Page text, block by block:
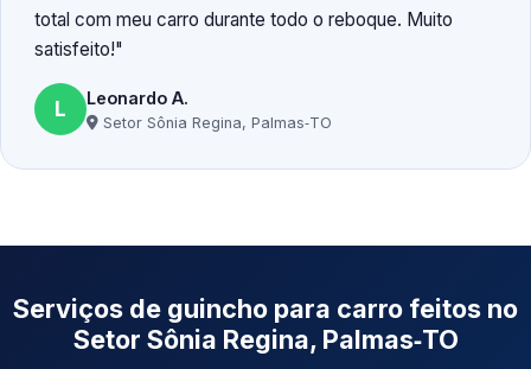
total com meu carro durante todo o reboque. Muito
satisfeito!
L Leonardo A.
Setor Sônia Regina, Palmas‑TO
Serviços de guincho para carro feitos no
Setor Sônia Regina, Palmas‑TO